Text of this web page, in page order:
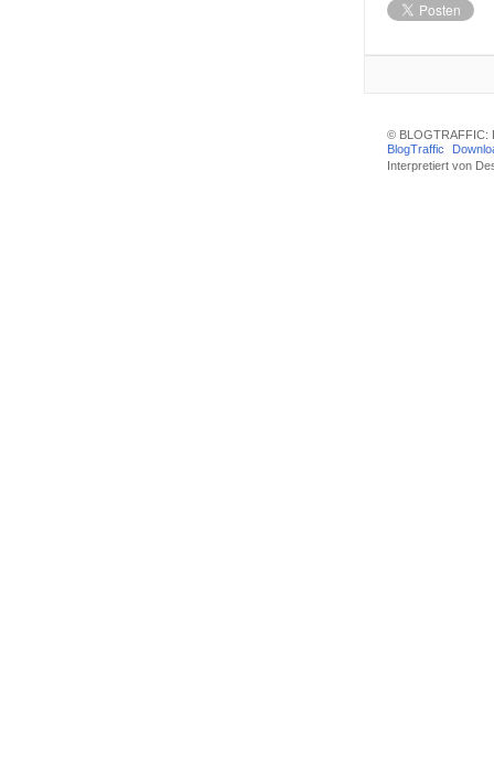
© BLOGTRAFFIC:
BlogTraffic
Interpretiert von